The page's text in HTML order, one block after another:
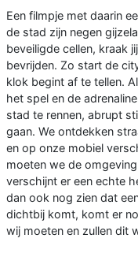
Een filmpje met daarin
de stad zijn negen
beveiligde cellen, kraak
bevrijden. Zo start de
klok begint af te tellen.
het spel en de
stad te rennen, abrupt
gaan. We ontdekken
en op onze mobiel
moeten we de
verschijnt er een echte
dan ook nog zien dat
dichtbij komt, komt er
wij moeten en zullen dit